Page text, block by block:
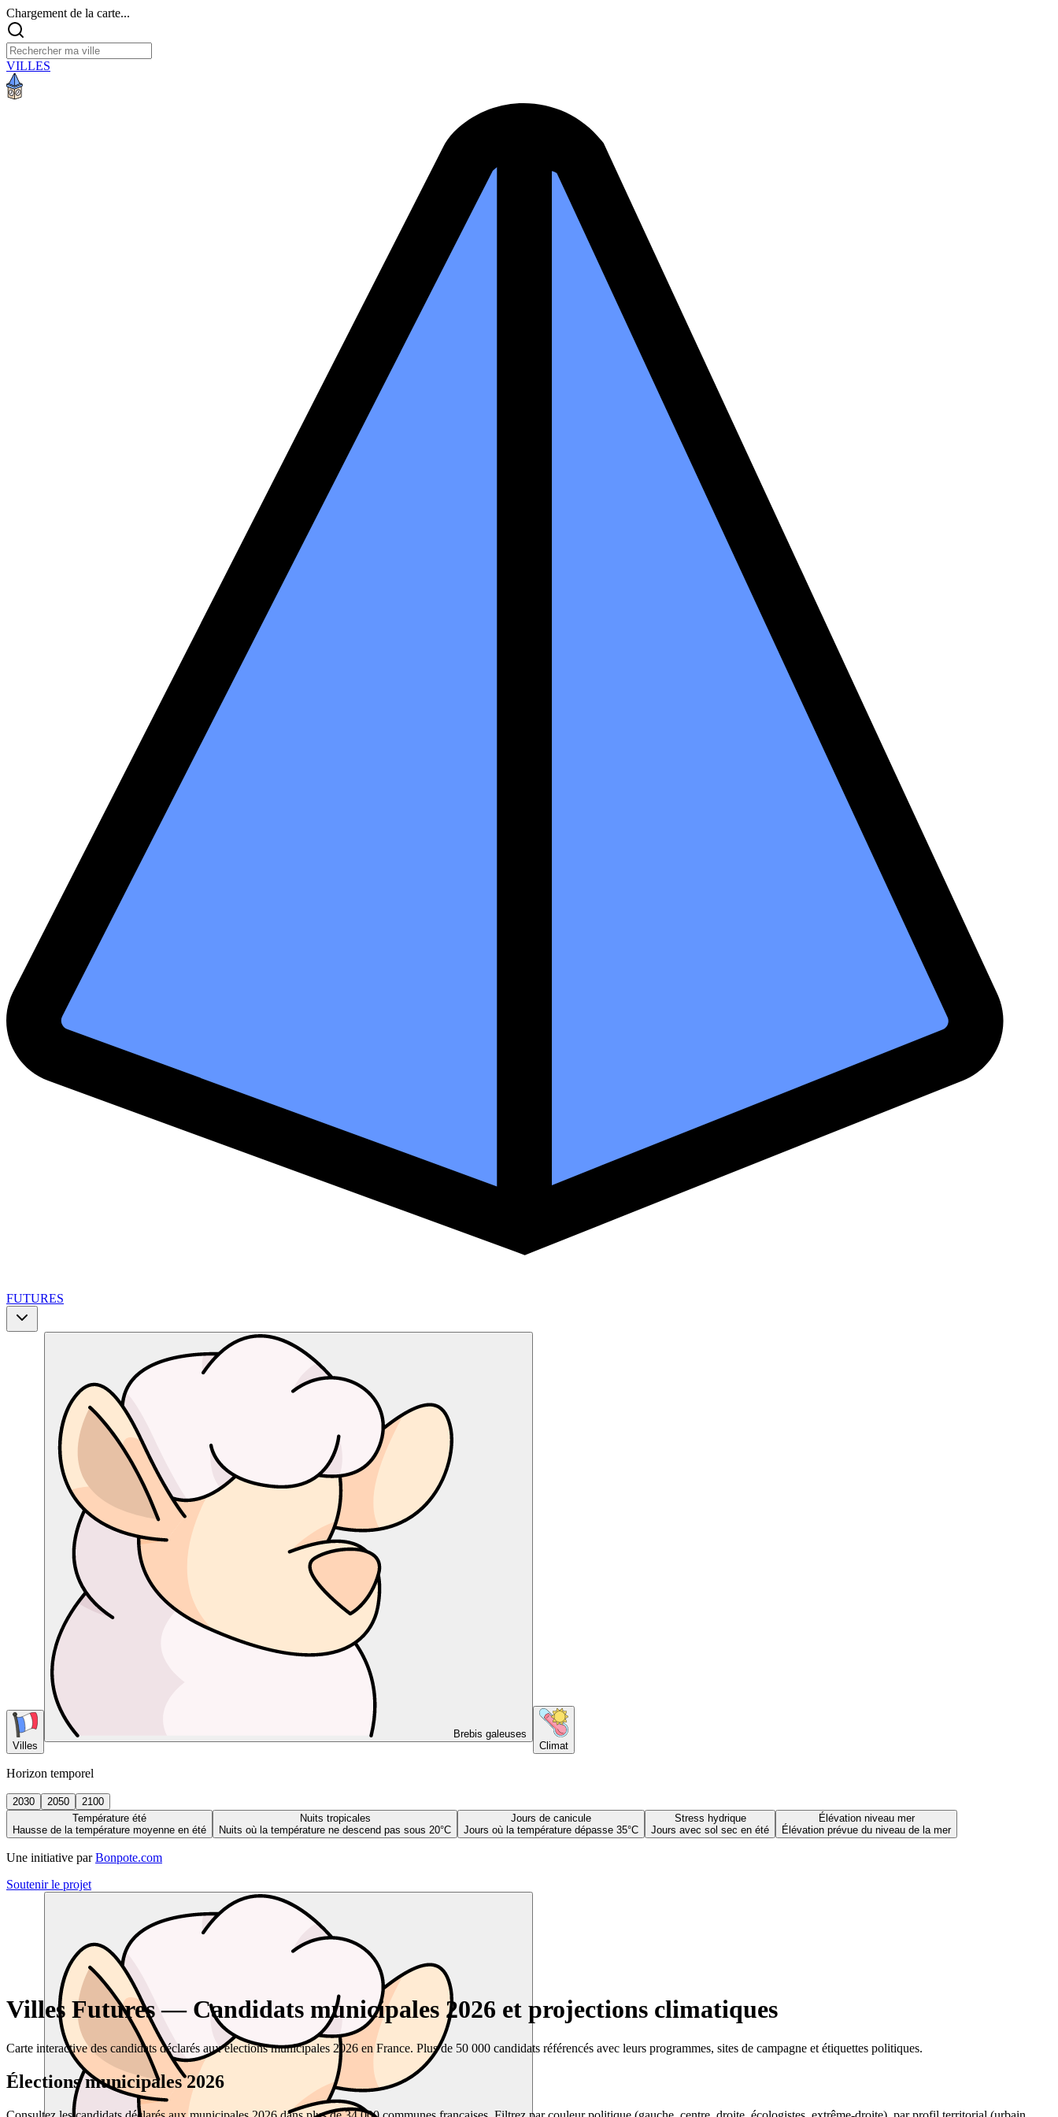
Chargement de la carte...
VILLES
FUTURES
Villes
Brebis galeuses
Climat
Horizon temporel
2030 2050
2100
Température été
Hausse de la température moyenne en été
Nuits tropicales
Nuits où la température ne descend pas sous 20°C
Jours de canicule
Jours où la température dépasse 35°C
Stress hydrique
Jours avec sol sec en été
Élévation niveau mer
Élévation prévue du niveau de la mer
Une initiative par Bonpote.com
Soutenir le projet
Villes Futures — Candidats municipales 2026 et projections climatiques
Carte interactive des candidats déclarés aux élections municipales 2026 en France. Plus de 50 000 candidats référencés avec leurs programmes, sites de campagne et étiquettes politiques.
Élections municipales 2026